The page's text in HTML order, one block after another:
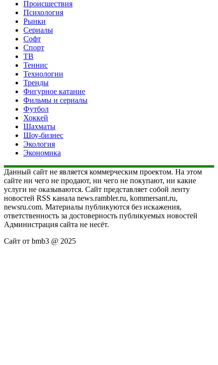
Происшествия
Психология
Рынки
Сериалы
Софт
Спорт
ТВ
Теннис
Технологии
Тренды
Фигурное катание
Фильмы и сериалы
Футбол
Хоккей
Шахматы
Шоу-бизнес
Экология
Экономика
Данный сайт не является коммерческим проектом. На этом
сайте ни чего не продают, ни чего не покупают, ни какие
услуги не оказываются. Сайт представляет собой ленту
новостей RSS канала news.rambler.ru, kommersant.ru,
newsru.com. Материалы публикуются без искажения,
ответственность за достоверность публикуемых новостей
Администрация сайта не несёт.
Сайт от bmb3 @ 2025